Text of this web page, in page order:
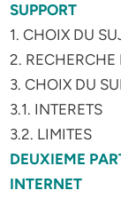
SUPPORT
1. CHOIX DU
2.
3. CHOIX DU
3.1. INTERETS
3.2. LIMITES
DEUXIEME
INTERNET